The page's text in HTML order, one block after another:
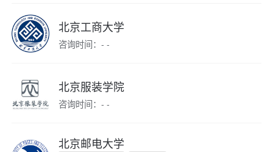
北京工商大学
咨询时间：- -
北京服装学院
咨询时间：- -
北京邮电大学